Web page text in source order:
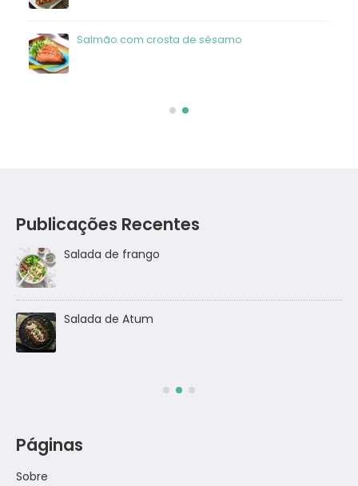
Salmão com crosta de sésamo
Publicações Recentes
Salada de frango
Salada de Atum
Páginas
Sobre